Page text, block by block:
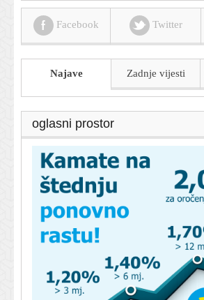
Facebook Twitter
Najave Zadnje vijesti
oglasni prostor